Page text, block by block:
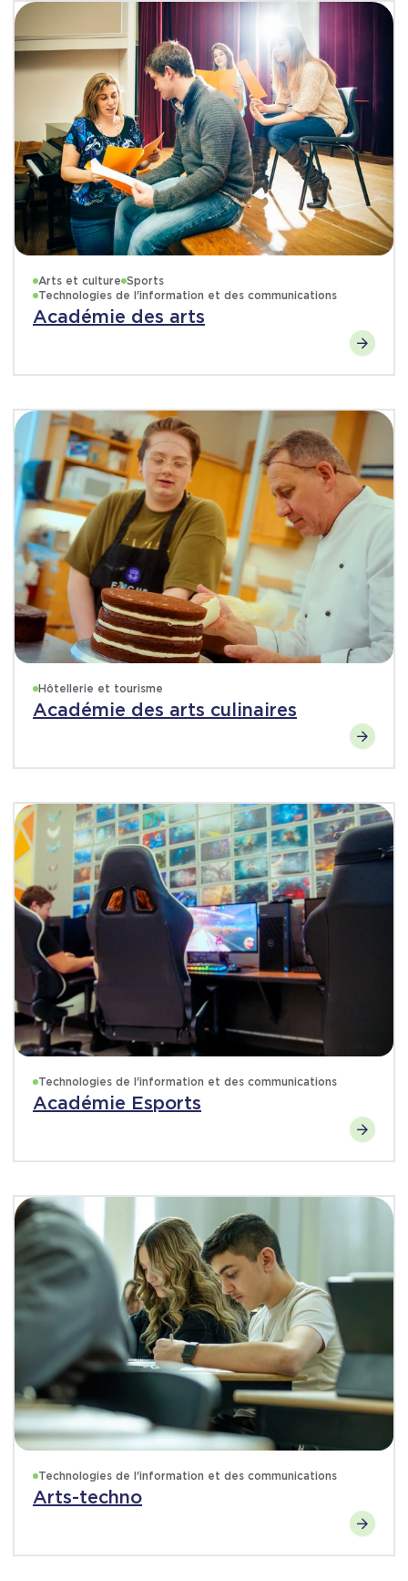
Arts et culture Sports
Technologies de l'information et des communications
Académie des arts
Hôtellerie et tourisme
Académie des arts culinaires
Technologies de l'information et des communications
Académie Esports
Technologies de l'information et des communications
Arts-techno